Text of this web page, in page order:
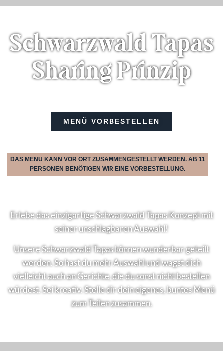
Schwarzwald Tapas
Sharing Prinzip
MENÜ VORBESTELLEN
DAS MENÜ KANN VOR ORT ZUSAMMENGESTELLT WERDEN. AB 11
PERSONEN BENÖTIGEN WIR EINE VORBESTELLUNG.
Erlebe das einzigartige Schwarzwald Tapas Konzept mit
seiner unschlagbaren Auswahl!
Unsere Schwarzwald Tapas können wunderbar geteilt
werden. So hast du mehr Auswahl und wagst dich
vielleicht auch an Gerichte, die du sonst nicht bestellen
würdest. Sei kreativ. Stelle dir dein eigenes, buntes Menü
zum Teilen zusammen.